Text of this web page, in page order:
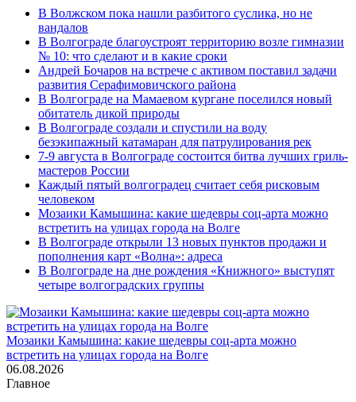
В Волжском пока нашли разбитого суслика, но не
вандалов
В Волгограде благоустроят территорию возле гимназии
№ 10: что сделают и в какие сроки
Андрей Бочаров на встрече с активом поставил задачи
развития Серафимовичского района
В Волгограде на Мамаевом кургане поселился новый
обитатель дикой природы
В Волгограде создали и спустили на воду
безэкипажный катамаран для патрулирования рек
7-9 августа в Волгограде состоится битва лучших гриль-
мастеров России
Каждый пятый волгоградец считает себя рисковым
человеком
Мозаики Камышина: какие шедевры соц-арта можно
встретить на улицах города на Волге
В Волгограде открыли 13 новых пунктов продажи и
пополнения карт «Волна»: адреса
В Волгограде на дне рождения «Книжного» выступят
четыре волгоградских группы
Мозаики Камышина: какие шедевры соц-арта можно
встретить на улицах города на Волге
06.08.2026
Главное